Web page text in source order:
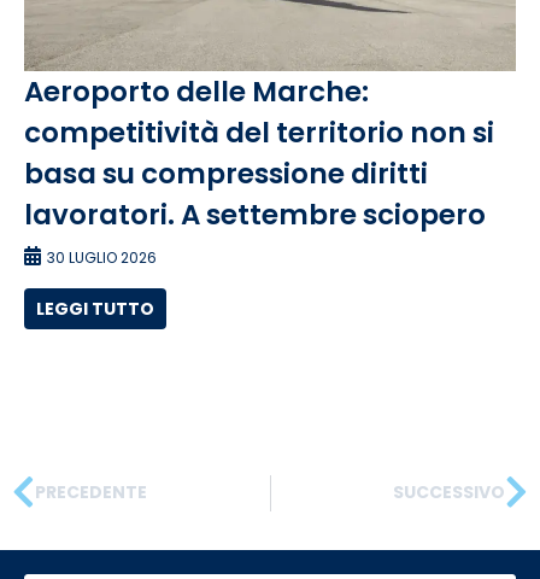
Aeroporto delle Marche:
competitività del territorio non si
basa su compressione diritti
lavoratori. A settembre sciopero
30 LUGLIO 2026
LEGGI TUTTO
PRECEDENTE SUCCESSIVO